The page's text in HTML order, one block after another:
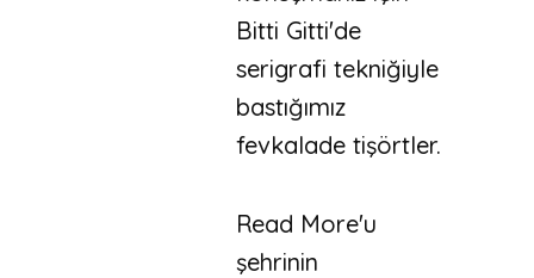
Bitti Gitti'de
serigrafi tekniğiyle
bastığımız
fevkalade tişörtler.
Read More'u
şehrinin